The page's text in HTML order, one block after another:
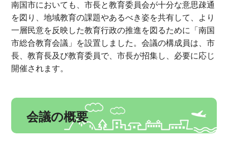
南国市においても、市長と教育委員会が十分な意思疎通
を図り、地域教育の課題やあるべき姿を共有して、より
一層民意を反映した教育行政の推進を図るために「南国
市総合教育会議」を設置しました。会議の構成員は、市
長、教育長及び教育委員で、市長が招集し、必要に応じ
開催されます。
会議の概要